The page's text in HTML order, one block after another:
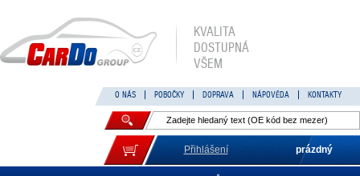
KVALITA
DOSTUPNÁ
VŠEM
O NÁS POBOČKY DOPRAVA NÁPOVĚDA KONTAKTY
Přihlášení prázdný